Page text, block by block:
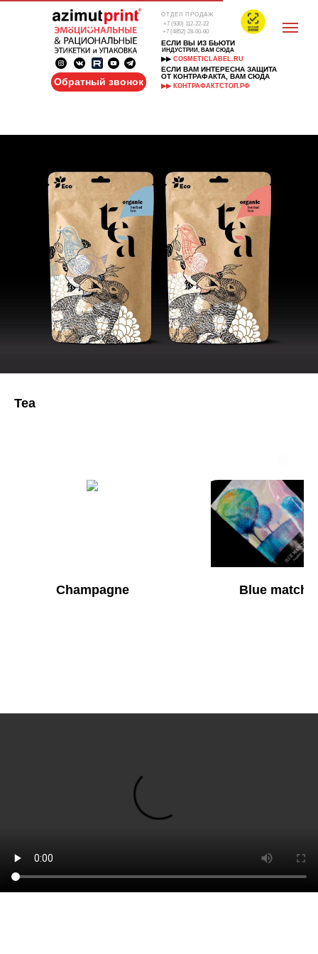
+7 (4852) 28-00-00
Обратный звонок
+7 (930) 112-22-22
ОТДЕЛ ПРОДАЖ
ИНДУСТРИИ, ВАМ СЮДА
ЕСЛИ ВЫ ИЗ БЬЮТИ
▶▶ COSMETICLABEL.RU
ЕСЛИ ВАМ ИНТЕРЕСНА ЗАЩИТА
ОТ КОНТРАФАКТА, ВАМ СЮДА
▶▶ КОНТРАФАКТСТОП.РФ
Tea
Champagne Blue matcha